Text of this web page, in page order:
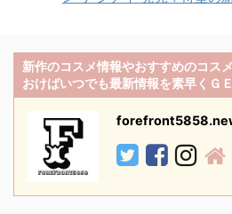
新作のコスメ情報やおすすめのコス
おけばいつでも最新情報を素早く